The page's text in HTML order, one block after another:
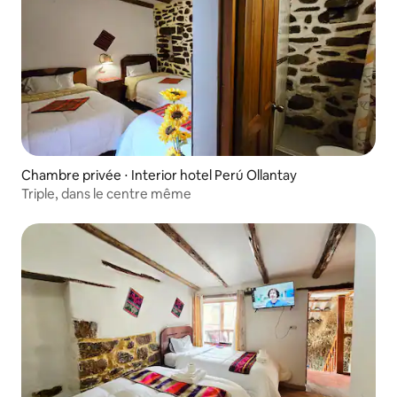
Chambre privée ⋅ Interior hotel Perú Ollantay
Triple, dans le centre même